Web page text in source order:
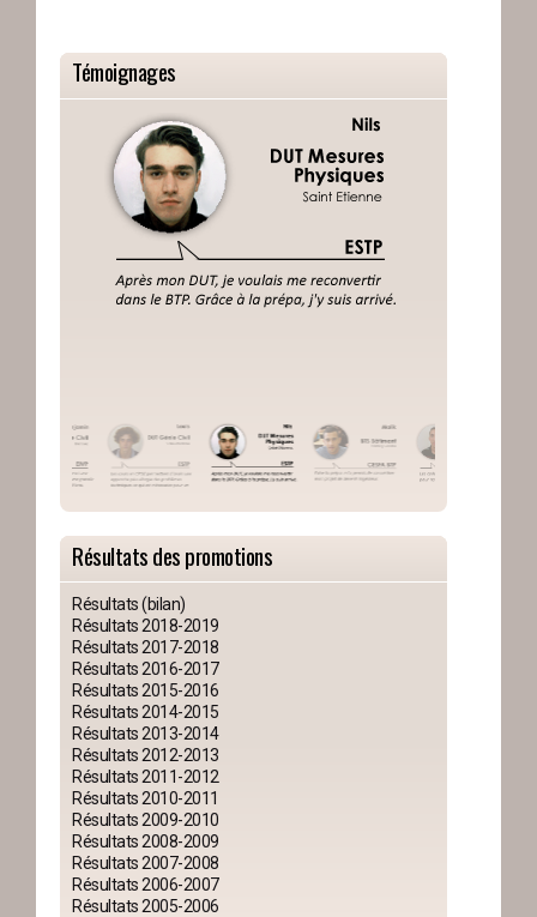
Témoignages
Résultats des promotions
Résultats (bilan)
Résultats 2018-2019
Résultats 2017-2018
Résultats 2016-2017
Résultats 2015-2016
Résultats 2014-2015
Résultats 2013-2014
Résultats 2012-2013
Résultats 2011-2012
Résultats 2010-2011
Résultats 2009-2010
Résultats 2008-2009
Résultats 2007-2008
Résultats 2006-2007
Résultats 2005-2006